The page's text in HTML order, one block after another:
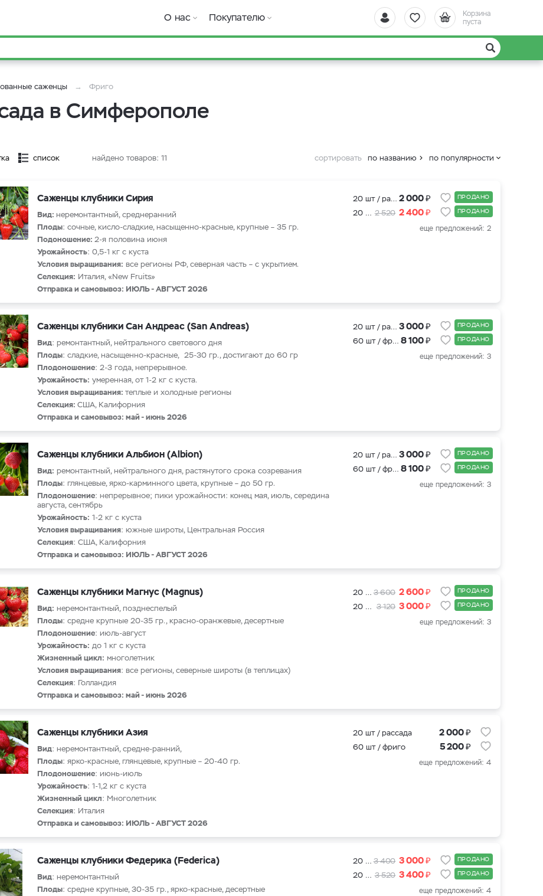
Корзина
пуста
О нас Покупателю
саженцы Фриго
в Симферополе
список найдено товаров: 11 сортировать по названию по популярности
Саженцы клубники Сирия
Вид: неремонтантный, среднеранний
Плоды: сочные, кисло-сладкие, насыщенно-красные, крупные – 35 гр.
Подоношение: 2-я половина июня
Урожайность: 0,5-1 кг с куста
Условия выращивания: все регионы РФ, северная часть – с укрытием.
Селекция: Италия, «New Fruits»
Отправка и самовывоз: ИЮЛЬ - АВГУСТ 2026
20 шт / рассада 2 000₽ ПРОДАНО
20 шт + подкормка для клубники 500 мл. 2 520 2 400₽ ПРОДАНО
еще предложений: 2
Саженцы клубники Сан Андреас (San Andreas)
Вид: ремонтантный, нейтрального светового дня
Плоды: сладкие, насыщенно-красные, 25-30 гр., достигают до 60 гр
Плодоношение: 2-3 года, непрерывное.
Урожайность: умеренная, от 1-2 кг с куста.
Условия выращивания: теплые и холодные регионы
Селекция: США, Калифорния
Отправка и самовывоз: май - июнь 2026
20 шт / рассада 3 000₽ ПРОДАНО
60 шт / фриго 8 100₽ ПРОДАНО
еще предложений: 3
Саженцы клубники Альбион (Albion)
Вид: ремонтантный, нейтрального дня, растянутого срока созревания
Плоды: глянцевые, ярко-карминного цвета, крупные – до 50 гр.
Плодоношение: непрерывное; пики урожайности: конец мая, июль, середина
августа, сентябрь
Урожайность: 1-2 кг с куста
Условия выращивания: южные широты, Центральная Россия
Селекция: США, Калифорния
Отправка и самовывоз: ИЮЛЬ - АВГУСТ 2026
20 шт / рассада 3 000₽ ПРОДАНО
60 шт / фриго 8 100₽ ПРОДАНО
еще предложений: 3
Саженцы клубники Магнус (Magnus)
Вид: неремонтантный, позднеспелый
Плоды: средне крупные 20-35 гр., красно-оранжевые, десертные
Плодоношение: июль-август
Урожайность: до 1 кг с куста
Жизненный цикл: многолетник
Условия выращивания: все регионы, северные широты (в теплицах)
Селекция: Голландия
Отправка и самовывоз: май - июнь 2026
20 шт / рассада 3 600 2 600₽ ПРОДАНО
20 шт + подкормка для клубники 500 мл. 3 120 3 000₽ ПРОДАНО
еще предложений: 3
Саженцы клубники Азия
Вид: неремонтантный, средне-ранний,
Плоды: ярко-красные, глянцевые, крупные – 20-40 гр.
Плодоношение: июнь-июль
Урожайность: 1-1,2 кг с куста
Жизненный цикл: Многолетник
Селекция: Италия
Отправка и самовывоз: ИЮЛЬ - АВГУСТ 2026
20 шт / рассада 2 000₽
60 шт / фриго 5 200₽
еще предложений: 4
Саженцы клубники Федерика (Federica)
Вид: неремонтантный
Плоды: средне крупные, 30-35 гр., ярко-красные, десертные
20 шт / рассада 3 400 3 000₽ ПРОДАНО
20 шт + подкормка для клубники 500 мл. 3 520 3 400₽ ПРОДАНО
еще предложений: 4